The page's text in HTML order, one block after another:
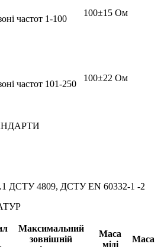
частот 1-100
100±15 Ом
частот 101-250
100±22 Ом
ДСТУ 4809, ДСТУ EN 60332-1 -2
Максимальний
зовнішній
Маса
міді
Маса